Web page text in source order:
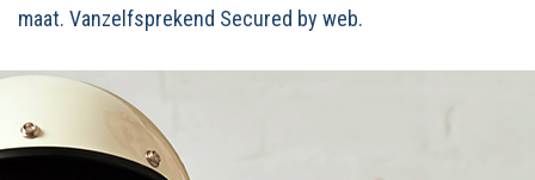
maat. Vanzelfsprekend Secured by web.